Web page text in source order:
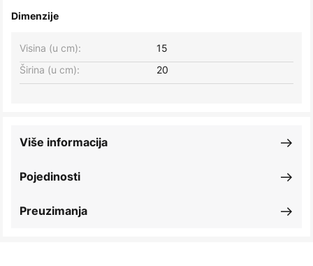
Dimenzije
Širina (u cm): 20
Visina (u cm): 15
Pojedinosti
Više informacija
Preuzimanja